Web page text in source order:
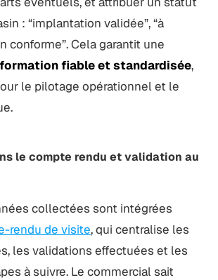
: “implantation validée”, “à
conforme”. Cela garantit une
fiable et standardisée,
le pilotage opérationnel et le
le compte rendu et validation au
collectées sont intégrées
rendu de visite, qui centralise les
les validations effectuées et les
à suivre. Le commercial sait